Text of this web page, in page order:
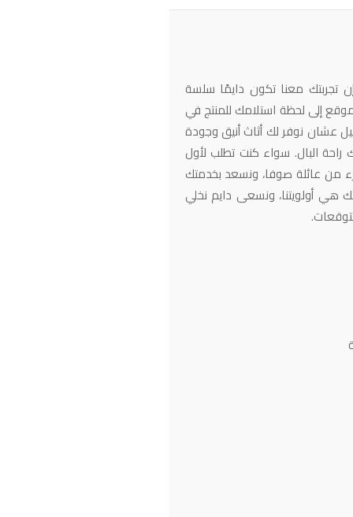
تجربتك معنا تكون دايمًا سلسة
إلى لحظة استلامك للمنتج في
عشان نوفر لك أثاث أنيق وجودة
البال. سواء كنت تطلب لأول
من عائلة صوفا، ونسعد بخدمتك
هي أولويتنا، ونسعى دايم نخلي